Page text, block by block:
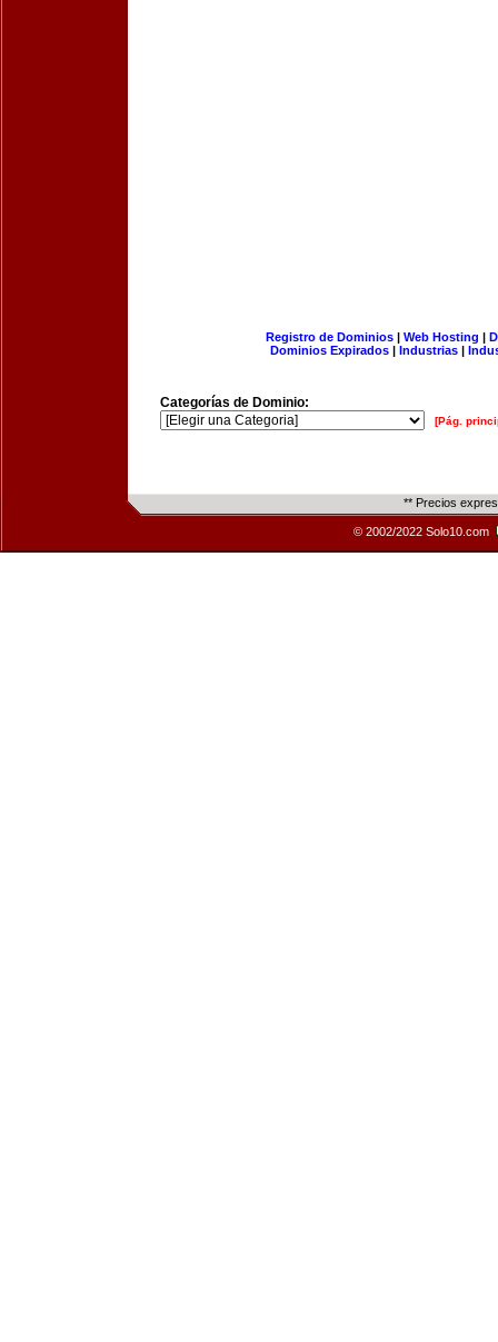
Registro de Dominios| Web Hosting |
Dominios Expirados | Industrias |
Categorías de Dominio:
[Pág.
** Precios
© 2002/2022 Solo10.com